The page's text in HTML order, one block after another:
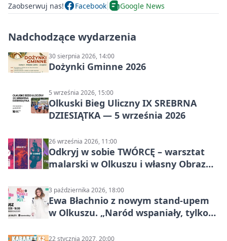
Zaobserwuj nas! Facebook Google News
Nadchodzące wydarzenia
30 sierpnia 2026, 14:00
Dożynki Gminne 2026
5 września 2026, 15:00
Olkuski Bieg Uliczny IX SREBRNA
DZIESIĄTKA — 5 września 2026
26 września 2026, 11:00
Odkryj w sobie TWÓRCĘ – warsztat
malarski w Olkuszu i własny Obraz
3 października 2026, 18:00
Ewa Błachnio z nowym stand-upem
w Olkuszu. „Naród wspaniały, tylko
22 stycznia 2027, 20:00